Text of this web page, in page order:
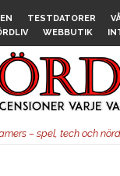
TESTDATORER
WEBBUTIK
– spel, tech och